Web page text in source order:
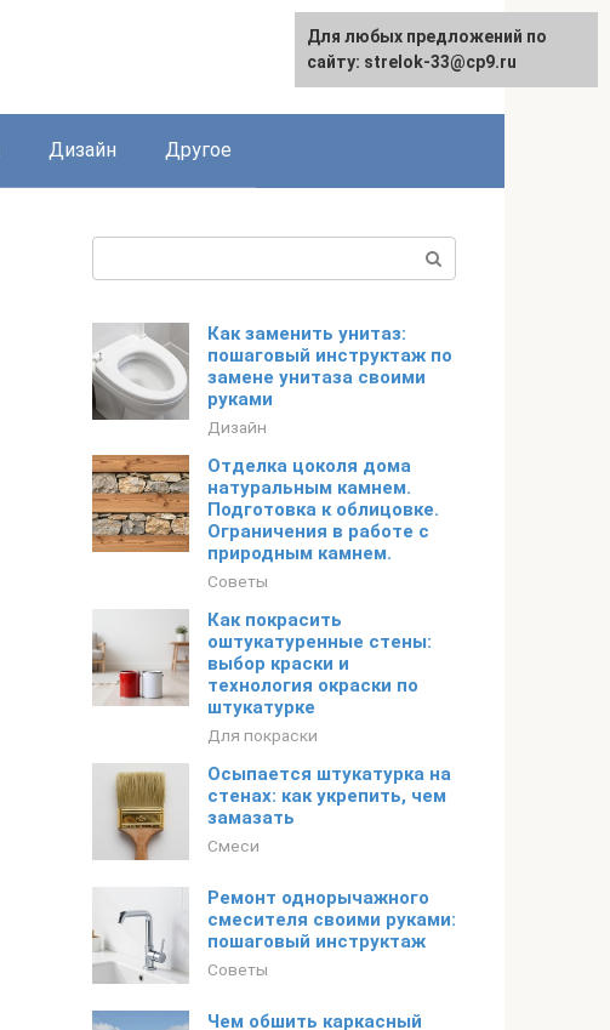
Дизайн Другое
Как заменить унитаз:
пошаговый инструктаж по
замене унитаза своими
руками
Дизайн
Отделка цоколя дома
натуральным камнем.
Подготовка к облицовке.
Ограничения в работе с
природным камнем.
Советы
Как покрасить
оштукатуренные стены:
выбор краски и
технология окраски по
штукатурке
Для покраски
Осыпается штукатурка на
стенах: как укрепить, чем
замазать
Смеси
Ремонт однорычажного
смесителя своими руками:
пошаговый инструктаж
Советы
Чем обшить каркасный
Для любых предложений по
сайту: strelok-33@cp9.ru
Для любых предложений по
сайту: strelok-33@cp9.ru